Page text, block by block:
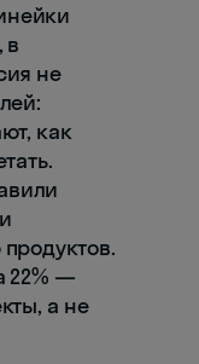
в
не
как
22% —
а не